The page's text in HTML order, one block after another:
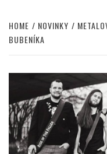
HOME NOVINKY
BUBENÍKA